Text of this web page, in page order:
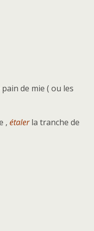
de mie ( ou les
, étalerla tranche de